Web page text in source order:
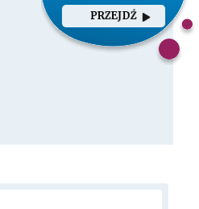
PRZEJDŹ